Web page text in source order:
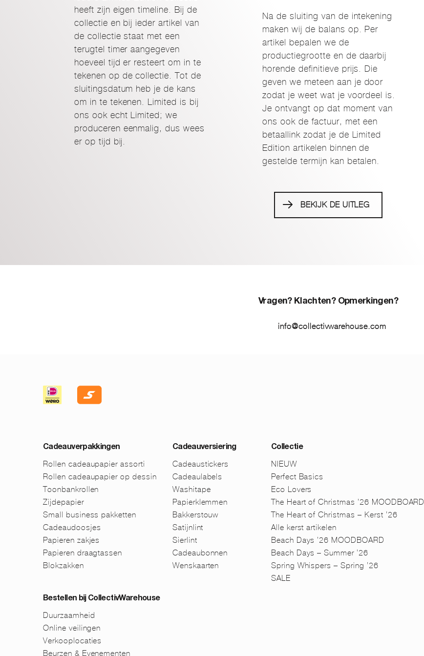
heeft zijn eigen timeline. Bij de
collectie en bij ieder artikel van
de collectie staat met een
terugtel timer aangegeven
hoeveel tijd er resteert om in te
tekenen op de collectie. Tot de
sluitingsdatum heb je de kans
om in te tekenen. Limited is bij
ons ook echt Limited; we
produceren eenmalig, dus wees
er op tijd bij.
Na de sluiting van de intekening
maken wij de balans op. Per
artikel bepalen we de
productiegrootte en de daarbij
horende definitieve prijs. Die
geven we meteen aan je door
zodat je weet wat je voordeel is.
Je ontvangt op dat moment van
ons ook de factuur, met een
betaallink zodat je de Limited
Edition artikelen binnen de
gestelde termijn kan betalen.
BEKIJK DE UITLEG
Vragen? Klachten? Opmerkingen?
info@collectivwarehouse.com
Cadeauverpakkingen
Rollen cadeaupapier assorti
Rollen cadeaupapier op dessin
Toonbankrollen
Zijdepapier
Small business pakketten
Cadeaudoosjes
Papieren zakjes
Papieren draagtassen
Blokzakken
Cadeauversiering
Cadeaustickers
Cadeaulabels
Washitape
Papierklemmen
Bakkerstouw
Satijnlint
Sierlint
Cadeaubonnen
Wenskaarten
Collectie
NIEUW
Perfect Basics
Eco Lovers
The Heart of Christmas ’26 MOODBOARD
The Heart of Christmas – Kerst ’26
Alle kerst artikelen
Beach Days ’26 MOODBOARD
Beach Days – Summer ’26
Spring Whispers – Spring ’26
SALE
Bestellen bij CollectivWarehouse
Duurzaamheid
Online veilingen
Verkooplocaties
Beurzen & Evenementen